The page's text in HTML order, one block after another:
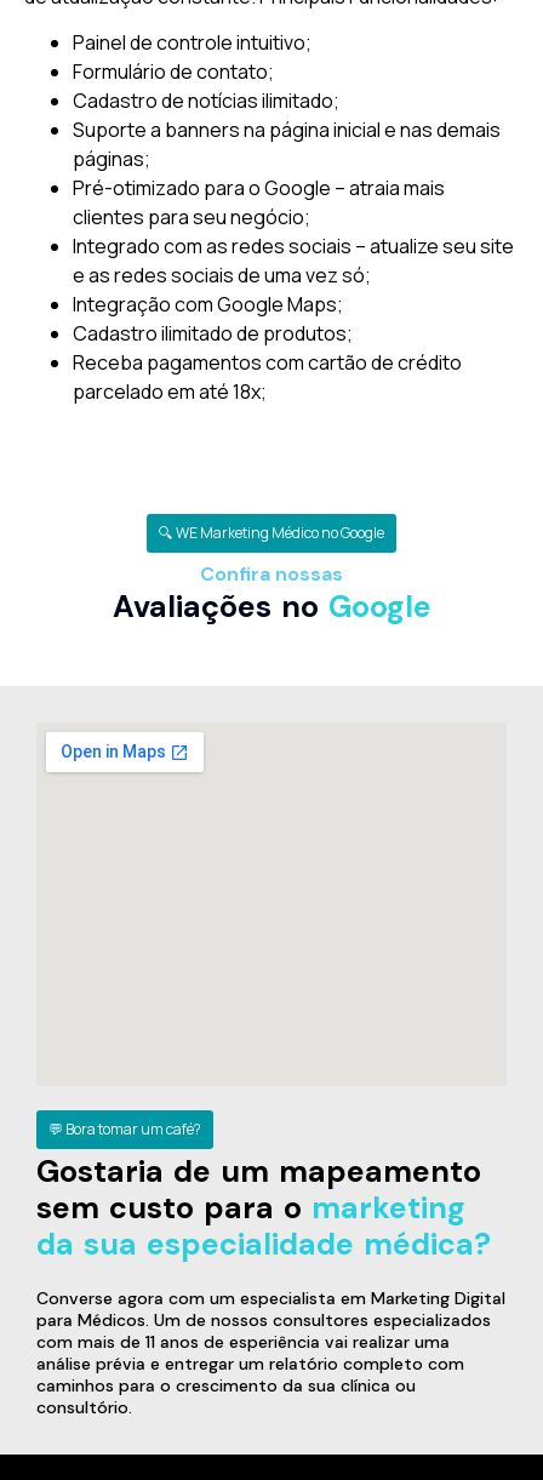
Painel de controle intuitivo;
Formulário de contato;
Cadastro de notícias ilimitado;
Suporte a banners na página inicial e nas demais
páginas;
Pré-otimizado para o Google – atraia mais
clientes para seu negócio;
Integrado com as redes sociais – atualize seu site
e as redes sociais de uma vez só;
Integração com Google Maps;
Cadastro ilimitado de produtos;
Receba pagamentos com cartão de crédito
parcelado em até 18x;
🔍 WE Marketing Médico no Google
Confira nossas
Avaliações no Google
💬 Bora tomar um café?
Gostaria de um mapeamento
sem custo para o marketing
da sua especialidade médica?
Converse agora com um especialista em Marketing Digital
para Médicos. Um de nossos consultores especializados
com mais de 11 anos de esperiência vai realizar uma
análise prévia e entregar um relatório completo com
caminhos para o crescimento da sua clínica ou
consultório.